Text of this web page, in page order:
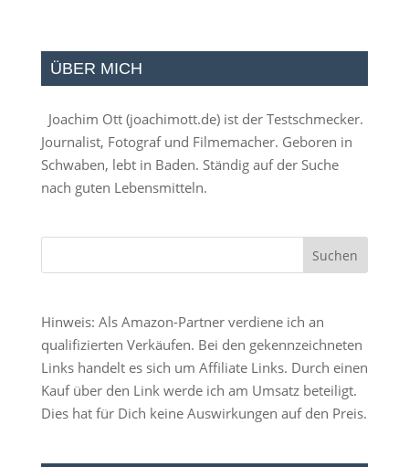
ÜBER MICH
Joachim Ott (joachimott.de) ist der Testschmecker.
Journalist, Fotograf und Filmemacher. Geboren in
Schwaben, lebt in Baden. Ständig auf der Suche
nach guten Lebensmitteln.
Hinweis: Als Amazon-Partner verdiene ich an
qualifizierten Verkäufen. Bei den gekennzeichneten
Links handelt es sich um Affiliate Links. Durch einen
Kauf über den Link werde ich am Umsatz beteiligt.
Dies hat für Dich keine Auswirkungen auf den Preis.